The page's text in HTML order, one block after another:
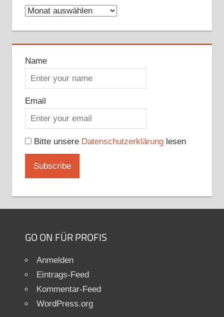
Archive
Name
Email
Bitte unsere Datenschutzerklärunglesen
GO ON FÜR PROFIS
Anmelden
Eintrags-Feed
Kommentar-Feed
WordPress.org